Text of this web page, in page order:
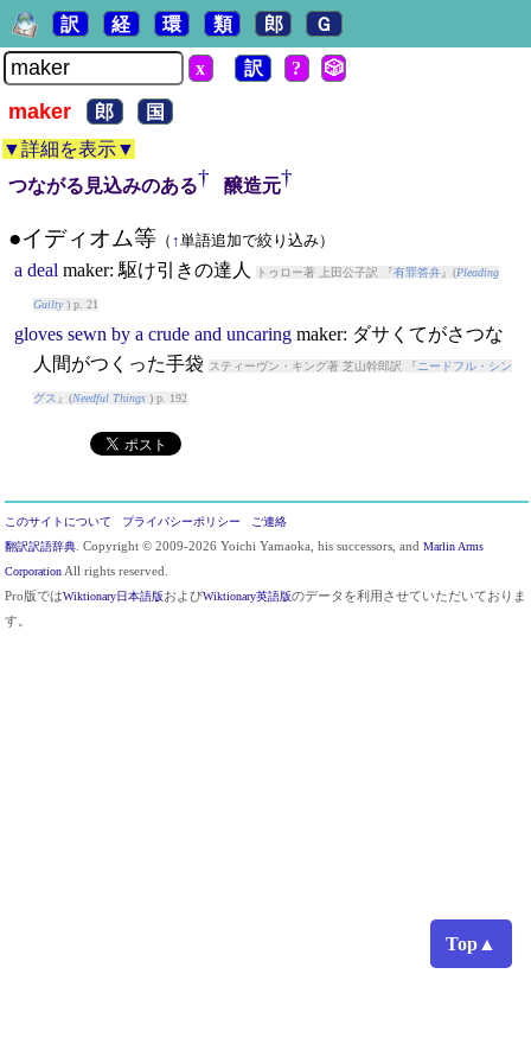
Top▲
訳 経 環 類 郎 Ｇ
x 訳 ? 🎲
maker 郎
国
▼詳細を表示▼
つながる見込みのある† 醸造元†
●イディオム等（ ↑単語追加で絞り込み）
a deal maker: 駆け引きの達人 トゥロー著 上田公子訳 『有罪答弁』(Pleading
Guilty) p. 21
gloves sewn by a crude and uncaring maker: ダサくてがさつな
人間がつくった手袋
スティーヴン・キング著 芝山幹郎訳 『 ニードフル・シン
グス 』(Needful Things) p. 192
このサイトについて プライバシーポリシー
ご連絡
翻訳訳語辞典. Copyright © 2009-2026 Yoichi Yamaoka, his successors, and Marlin Arms
CorporationAll rights reserved.
Pro版ではWiktionary日本語版およびWiktionary英語版のデータを利用させていただいておりま
す。